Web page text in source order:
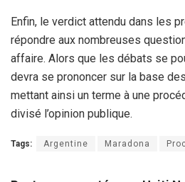
Enfin, le verdict attendu dans les
répondre aux nombreuses
affaire. Alors que les débats se
devra se prononcer sur la base
mettant ainsi un terme à une
divisé l’opinion publique.
Tags: Argentine Maradona